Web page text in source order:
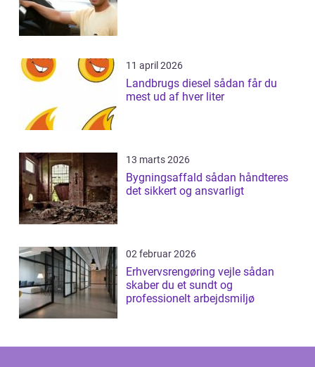
11 april 2026
Landbrugs diesel sådan får du
mest ud af hver liter
13 marts 2026
Bygningsaffald sådan håndteres
det sikkert og ansvarligt
02 februar 2026
Erhvervsrengøring vejle sådan
skaber du et sundt og
professionelt arbejdsmiljø